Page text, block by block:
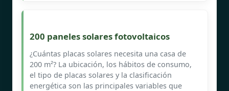
200 paneles solares fotovoltaicos
¿Cuántas placas solares necesita una casa de
200 m²? La ubicación, los hábitos de consumo,
el tipo de placas solares y la clasificación
energética son las principales variables que